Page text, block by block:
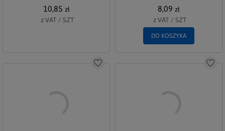
10,85 zł
z VAT / SZT
8,09 zł
z VAT / SZT
DO KOSZYKA
Do schowka Do